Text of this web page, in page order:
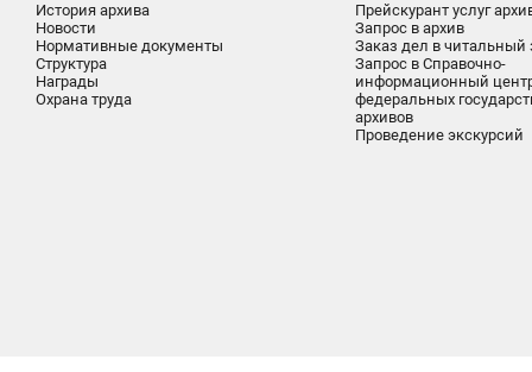
История архива
Новости
Нормативные документы
Структура
Награды
Охрана труда
Прейскурант услуг
Запрос в архив
Заказ дел в читальный
Запрос в Справочно-
информационный
федеральных
архивов
Проведение экскурсий